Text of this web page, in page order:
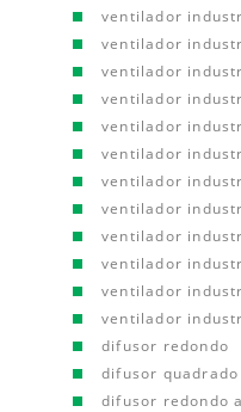
ventilador
ventilador
ventilador
ventilador
ventilador
ventilador
ventilador
ventilador
ventilador
ventilador
ventilador
ventilador
difusor redondo
difusor
difusor redondo